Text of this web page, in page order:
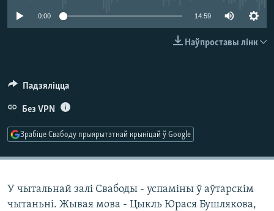
КАЛЯНДАР
НА ХВАЛЯХ СВАБОДЫ
0:00 14:59
Наўпроставы лінк
Падзяліцца
Без VPN
Зрабіце Свабоду прыярытэтнай крыніцай ў Google
У чытальнай залі Свабоды - успаміны ў аўтарскім
чытаньні. Жывая мова - Цыкль Юрася Бушлякова,